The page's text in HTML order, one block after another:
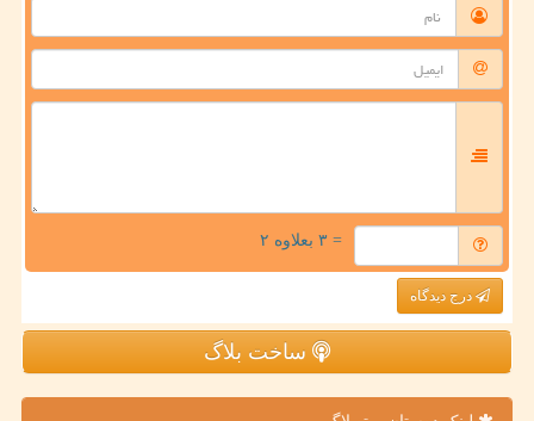
= ۳ بعلاوه ۲
درج دیدگاه
ساخت بلاگ